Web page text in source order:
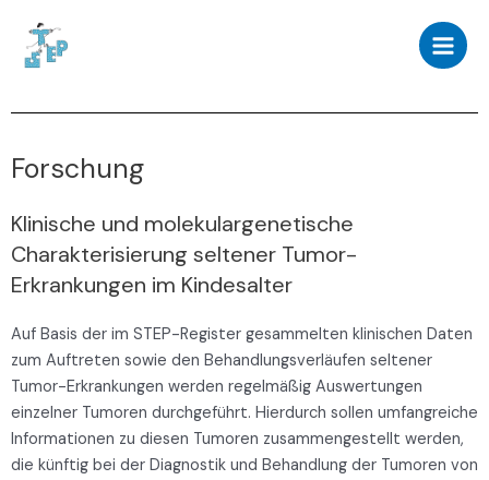
Forschung
Klinische und molekulargenetische
Charakterisierung seltener Tumor-
Erkrankungen im Kindesalter
Auf Basis der im STEP-Register gesammelten klinischen Daten
zum Auftreten sowie den Behandlungsverläufen seltener
Tumor-Erkrankungen werden regelmäßig Auswertungen
einzelner Tumoren durchgeführt. Hierdurch sollen umfangreiche
Informationen zu diesen Tumoren zusammengestellt werden,
die künftig bei der Diagnostik und Behandlung der Tumoren von